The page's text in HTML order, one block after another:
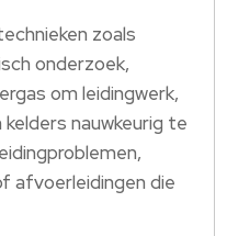
zoals
onderzoek,
om leidingwerk,
nauwkeurig te
afvoerleidingen die